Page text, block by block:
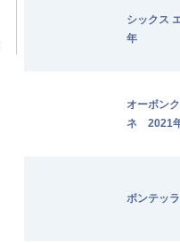
シックス
年
オーボン
ネ 2021
ボンテッ